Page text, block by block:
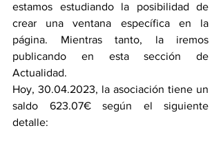
estamos estudiando la posibilidad de
crear una ventana específica en la
página. Mientras tanto, la iremos
publicando en esta sección de
Actualidad.
Hoy, 30.04.2023, la asociación tiene un
saldo 623.07€ según el siguiente
detalle: